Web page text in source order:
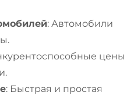
: Автомобили
цены
: Быстрая и простая